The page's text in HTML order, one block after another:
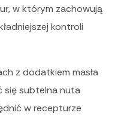
w którym zachowują
kontroli
z dodatkiem masła
się subtelna nuta
w recepturze